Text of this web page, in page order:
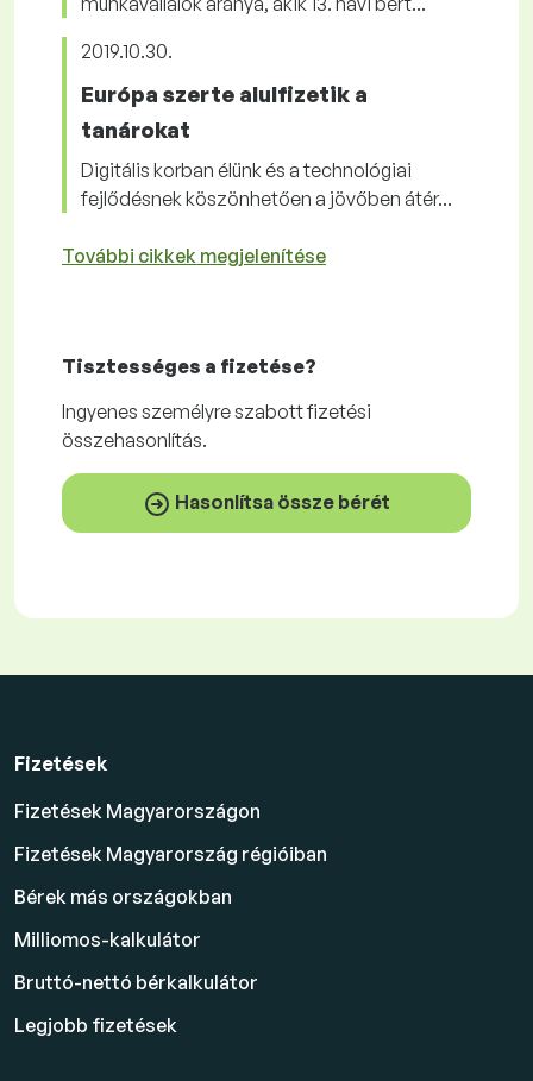
2019.10.30.
Európa szerte alulfizetik a
tanárokat
Digitális korban élünk és a technológiai
fejlődésnek köszönhetően a jövőben átér...
További cikkek megjelenítése
Tisztességes a fizetése?
Ingyenes személyre szabott fizetési
összehasonlítás.
Hasonlítsa össze bérét
Fizetések
Fizetések Magyarországon
Fizetések Magyarország régióiban
Bérek más országokban
Milliomos-kalkulátor
Bruttó-nettó bérkalkulátor
Legjobb fizetések